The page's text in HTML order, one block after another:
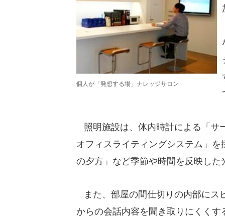
個人が「発想する場」ナレッジサロン
照明施設は、体内時計による「サ
オフィスライティングシステム」
の夕方」など季節や時間を反映し
また、部屋の間仕切りの内部にス
からの会話内容を聞き取りにくく